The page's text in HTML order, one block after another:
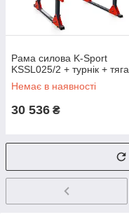
Рама силова K-Sport
KSSL025/2 + турнік + тяга
Немає в наявності
30 536 ₴